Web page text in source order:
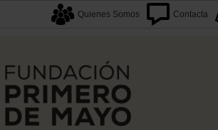
Quienes Somos Contacta